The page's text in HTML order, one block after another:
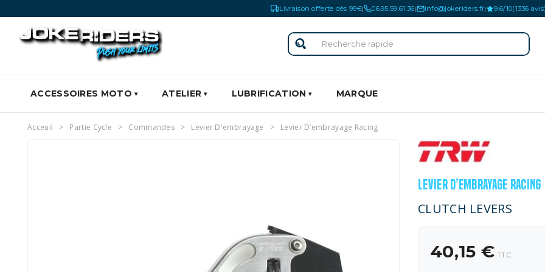
Livraison offerte dès 99€| 06.95.59.61.36| info@jokeriders.fr| 9.6/10(1336
ACCESSOIRES MOTO ATELIER LUBRIFICATION MARQUE
Acceuil Partie Cycle Commandes Levier D'embrayage Levier D’embrayage Racing
LEVIER D’EMBRAYAGE RACING
CLUTCH LEVERS
40,15 € TTC